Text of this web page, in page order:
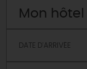
Mon hôtel